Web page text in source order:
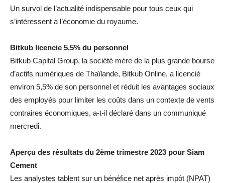
Un survol de l’actualité indispensable pour tous ceux qui
s’intéressent à l’économie du royaume.
Bitkub licencie 5,5% du personnel
Bitkub Capital Group, la société mère de la plus grande bourse
d’actifs numériques de Thaïlande, Bitkub Online, a licencié
environ 5,5% de son personnel et réduit les avantages sociaux
des employés pour limiter les coûts dans un contexte de vents
contraires économiques, a-t-il déclaré dans un communiqué
mercredi.
Aperçu des résultats du 2ème trimestre 2023 pour Siam
Cement
Les analystes tablent sur un bénéfice net après impôt (NPAT)